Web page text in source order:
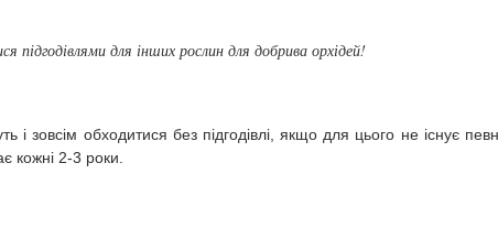
підгодівлями для інших рослин для добрива орхідей!
і зовсім обходитися без підгодівлі, якщо для цього не існує
кожні 2-3 роки.